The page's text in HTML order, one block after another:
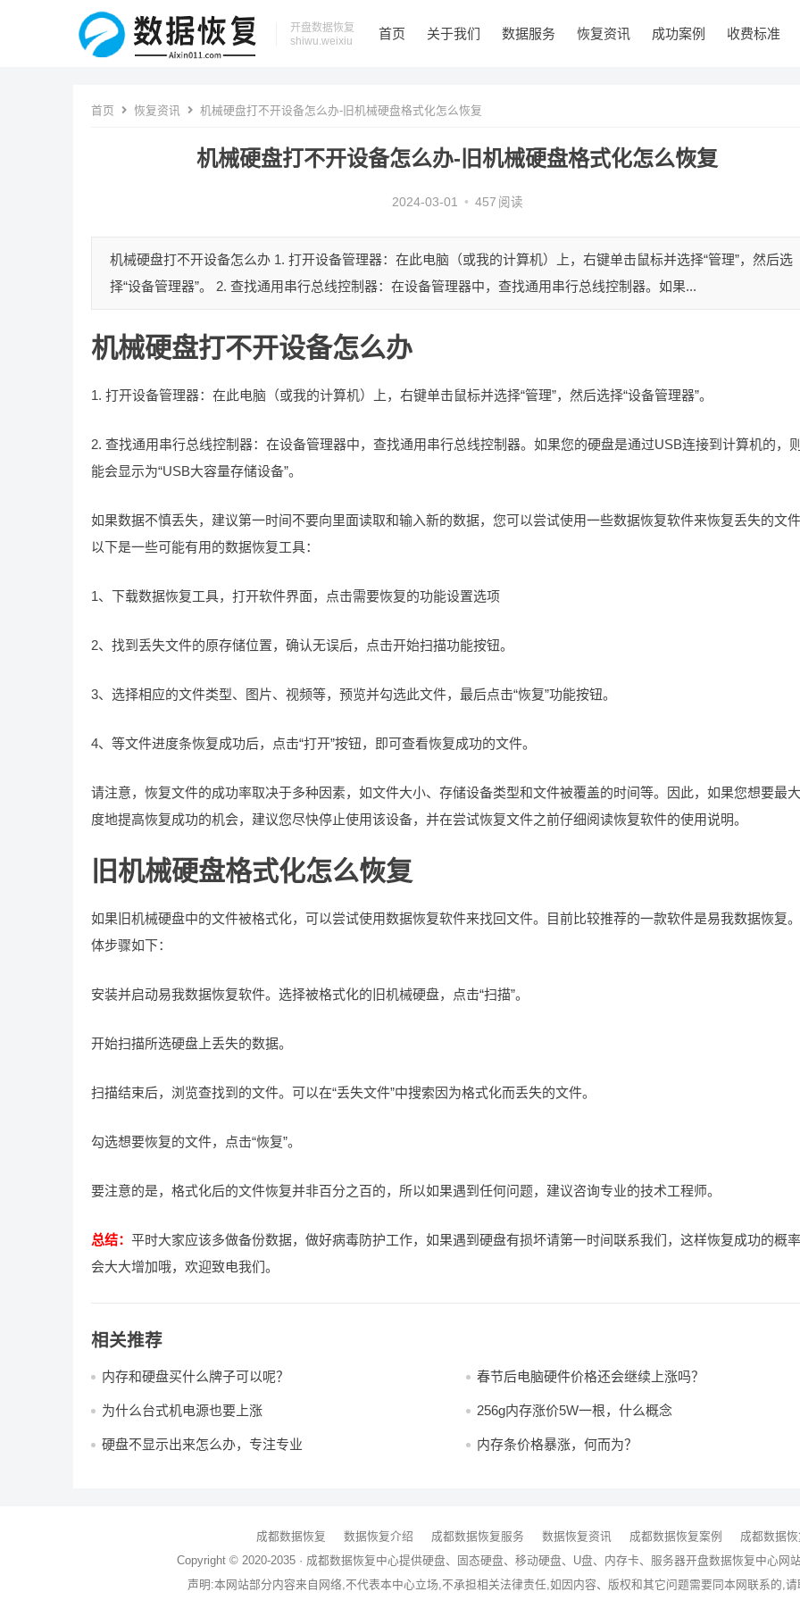
开盘数据恢复
shiwu.weixiu
首页 关于我们 数据服务 恢复资讯 成功案例 收费标准
首页 恢复资讯 机械硬盘打不开设备怎么办-旧机械硬盘格式化怎么恢复
机械硬盘打不开设备怎么办-旧机械硬盘格式化怎么恢复
2024-03-01 • 457 阅读
机械硬盘打不开设备怎么办 1. 打开设备管理器：在此电脑（或我的计算机）上，右键单击鼠标并选择“管理”，然后选
择“设备管理器”。 2. 查找通用串行总线控制器：在设备管理器中，查找通用串行总线控制器。如果...
机械硬盘打不开设备怎么办
1. 打开设备管理器：在此电脑（或我的计算机）上，右键单击鼠标并选择“管理”，然后选择“设备管理器”。
2. 查找通用串行总线控制器：在设备管理器中，查找通用串行总线控制器。如果您的硬盘是通过USB连接到计算机的，
能会显示为“USB大容量存储设备”。
如果数据不慎丢失，建议第一时间不要向里面读取和输入新的数据，您可以尝试使用一些数据恢复软件来恢复丢失的文
以下是一些可能有用的数据恢复工具：
1、下载数据恢复工具，打开软件界面，点击需要恢复的功能设置选项
2、找到丢失文件的原存储位置，确认无误后，点击开始扫描功能按钮。
3、选择相应的文件类型、图片、视频等，预览并勾选此文件，最后点击“恢复”功能按钮。
4、等文件进度条恢复成功后，点击“打开”按钮，即可查看恢复成功的文件。
请注意，恢复文件的成功率取决于多种因素，如文件大小、存储设备类型和文件被覆盖的时间等。因此，如果您想要最
度地提高恢复成功的机会，建议您尽快停止使用该设备，并在尝试恢复文件之前仔细阅读恢复软件的使用说明。
旧机械硬盘格式化怎么恢复
如果旧机械硬盘中的文件被格式化，可以尝试使用数据恢复软件来找回文件。目前比较推荐的一款软件是易我数据恢复
体步骤如下：
安装并启动易我数据恢复软件。选择被格式化的旧机械硬盘，点击“扫描”。
开始扫描所选硬盘上丢失的数据。
扫描结束后，浏览查找到的文件。可以在“丢失文件”中搜索因为格式化而丢失的文件。
勾选想要恢复的文件，点击“恢复”。
要注意的是，格式化后的文件恢复并非百分之百的，所以如果遇到任何问题，建议咨询专业的技术工程师。
总结： 平时大家应该多做备份数据，做好病毒防护工作，如果遇到硬盘有损坏请第一时间联系我们，这样恢复成功的概
会大大增加哦，欢迎致电我们。
相关推荐
内存和硬盘买什么牌子可以呢？ 春节后电脑硬件价格还会继续上涨吗？
为什么台式机电源也要上涨 256g内存涨价5W一根，什么概念
硬盘不显示出来怎么办，专注专业 内存条价格暴涨，何而为？
成都数据恢复 数据恢复介绍 成都数据恢复服务 数据恢复资讯 成都数据恢复案例
成都数据
Copyright © 2020-2035 · 成都数据恢复中心提供硬盘、固态硬盘、移动硬盘、U盘、内存卡、服务器开盘数据恢复中心网
声明:本网站部分内容来自网络,不代表本中心立场,不承担相关法律责任,如因内容、版权和其它问题需要同本网联系的,